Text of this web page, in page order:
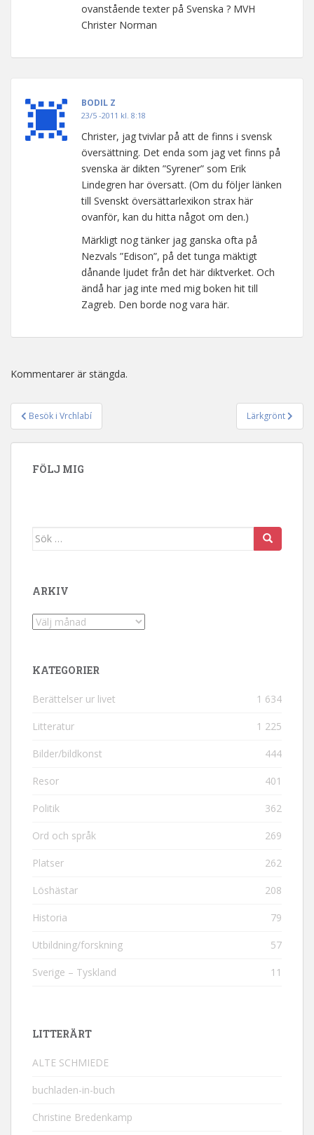
ovanstående texter på Svenska ? MVH
Christer Norman
BODIL Z
23/5 -2011 kl. 8:18
Christer, jag tvivlar på att de finns i svensk
översättning. Det enda som jag vet finns på
svenska är dikten ”Syrener” som Erik
Lindegren har översatt. (Om du följer länken
till Svenskt översättarlexikon strax här
ovanför, kan du hitta något om den.)
Märkligt nog tänker jag ganska ofta på
Nezvals ”Edison”, på det tunga mäktigt
dånande ljudet från det här diktverket. Och
ändå har jag inte med mig boken hit till
Zagreb. Den borde nog vara här.
Kommentarer är stängda.
Inläggsnavigering
Besök i Vrchlabí Lärkgrönt
FÖLJ MIG
Sök efter:
ARKIV
Arkiv
KATEGORIER
Berättelser ur livet 1 634
Litteratur 1 225
Bilder/bildkonst 444
Resor 401
Politik 362
Ord och språk 269
Platser 262
Löshästar 208
Historia 79
Utbildning/forskning 57
Sverige – Tyskland 11
LITTERÄRT
ALTE SCHMIEDE
buchladen-in-buch
Christine Bredenkamp